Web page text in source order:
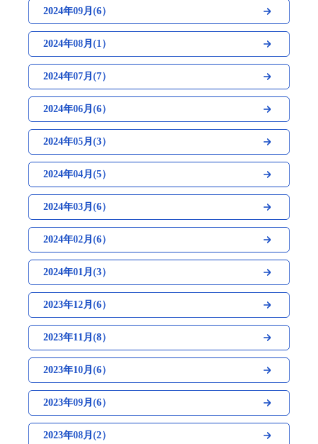
2024年09月(6）
2024年08月(1）
2024年07月(7）
2024年06月(6）
2024年05月(3）
2024年04月(5）
2024年03月(6）
2024年02月(6）
2024年01月(3）
2023年12月(6）
2023年11月(8）
2023年10月(6）
2023年09月(6）
2023年08月(2）